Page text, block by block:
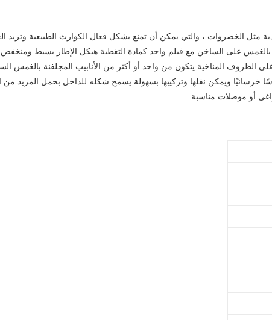
مثل الخضروات ، والتي يمكن أن تمنع بشكل فعال الكوارث الطبيعية وتزيد
على الساخن مع فيلم واحد كمادة التغطية.هيكل الإطار بسيط
على الظروف المناخية. يتكون من واحد أو أكثر من الأنابيب المجلفنة بالغمس
ويمكن نقلها وتركيبها بسهولة.يسمح شكله للداخل بحمل المزيد من
أو موصلات مناسبة.